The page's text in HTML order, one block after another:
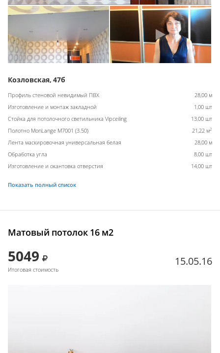
Козловская, 47б
Профиль стеновой невидимый ПВХ
28,00 м
Изготовление и монтаж закладной
1,00 шт
Стойка для потолочного светильника Vipceiling
13,00 шт
Полотно MonLange M7001 (3.50)
21,22 м2
Лента маскировочная универсальная белая
28,00 м
Обработка угла
8,00 шт
Изготовление и окантовка отверстия
14,00 шт
Показать полный список
Матовый потолок 16 м2
5049
Итоговая стоимость
15.05.16